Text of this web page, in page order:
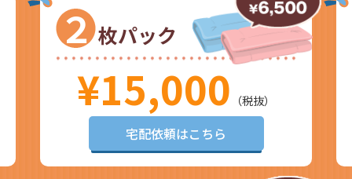
２枚パック
¥15,000 （税抜）
宅配依頼はこちら